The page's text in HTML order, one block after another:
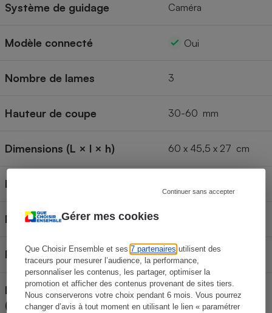
Gérer mes cookies
Que Choisir Ensemble et ses7 partenaires utilisent des
traceurs pour mesurer l’audience, la performance,
personnaliser les contenus, les partager, optimiser la
promotion et afficher des contenus provenant de sites tiers.
Nous conserverons votre choix pendant 6 mois. Vous pourrez
changer d’avis à tout moment en utilisant le lien « paramétrer
Continuer sans accepter
Système de guidage Caméra
Modèle connecté Oui
Nombre de lames 3
Hauteur de coupe 30-60 mm
Dimensions (L × l × h) 60 x 45,5 x 27 cm
Largeur de coupe
Poids
Point(s) de départ
Indice de réparabilité
(information fournie par le
N. P.